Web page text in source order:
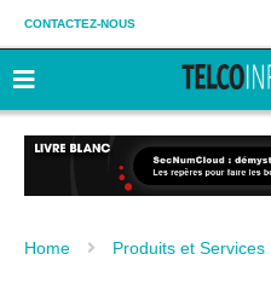
CONTACTEZ-NOUS
Home Produits et Services